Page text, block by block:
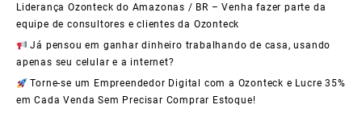
Liderança Ozonteck do Amazonas / BR – Venha fazer parte da
equipe de consultores e clientes da Ozonteck
Já pensou em ganhar dinheiro trabalhando de casa, usando
apenas seu celular e a internet?
Torne-se um Empreendedor Digital com a Ozonteck e Lucre 35%
em Cada Venda Sem Precisar Comprar Estoque!